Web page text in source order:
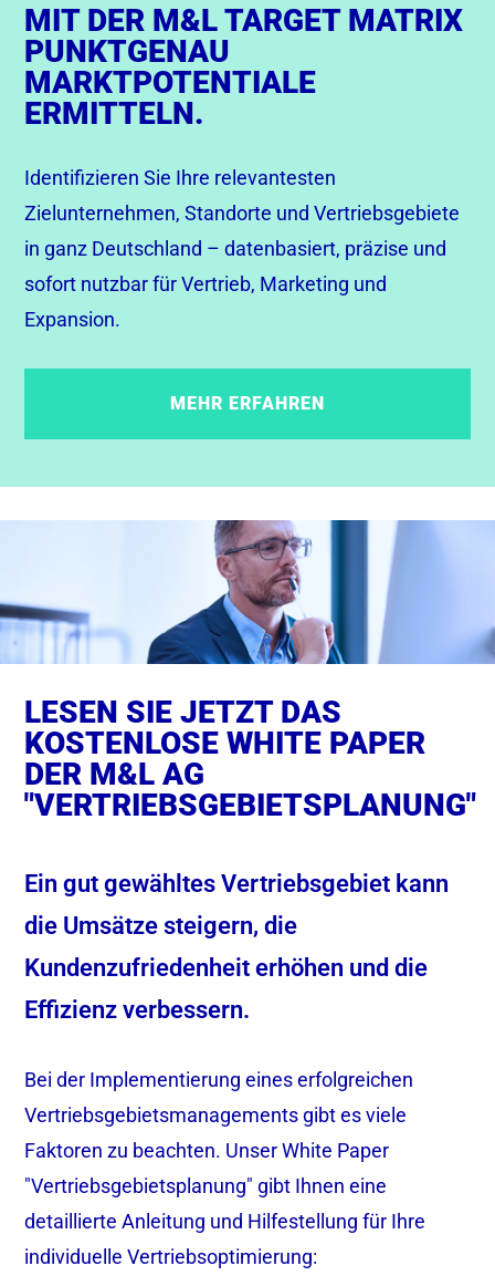
MIT DER M&L TARGET MATRIX
PUNKTGENAU
MARKTPOTENTIALE
ERMITTELN.
Identifizieren Sie Ihre relevantesten
Zielunternehmen, Standorte und Vertriebsgebiete
in ganz Deutschland – datenbasiert, präzise und
sofort nutzbar für Vertrieb, Marketing und
Expansion.
MEHR ERFAHREN
LESEN SIE JETZT DAS
KOSTENLOSE WHITE PAPER
DER M&L AG
"VERTRIEBSGEBIETSPLANUNG"
Ein gut gewähltes Vertriebsgebiet kann
die Umsätze steigern, die
Kundenzufriedenheit erhöhen und die
Effizienz verbessern.
Bei der Implementierung eines erfolgreichen
Vertriebsgebietsmanagements gibt es viele
Faktoren zu beachten. Unser White Paper
"Vertriebsgebietsplanung" gibt Ihnen eine
detaillierte Anleitung und Hilfestellung für Ihre
individuelle Vertriebsoptimierung: